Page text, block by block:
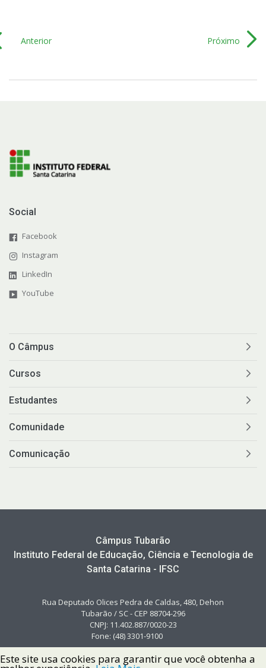
Anterior Próximo
Social
Facebook
Instagram
LinkedIn
YouTube
O Câmpus
Cursos
Estudantes
Comunidade
Comunicação
Câmpus Tubarão
Instituto Federal de Educação, Ciência e Tecnologia de
Santa Catarina - IFSC
Rua Deputado Olices Pedra de Caldas, 480, Dehon
Tubarão / SC - CEP 88704-296
CNPJ: 11.402.887/0020-23
Fone: (48) 3301-9100
Este site usa cookies para garantir que você obtenha a